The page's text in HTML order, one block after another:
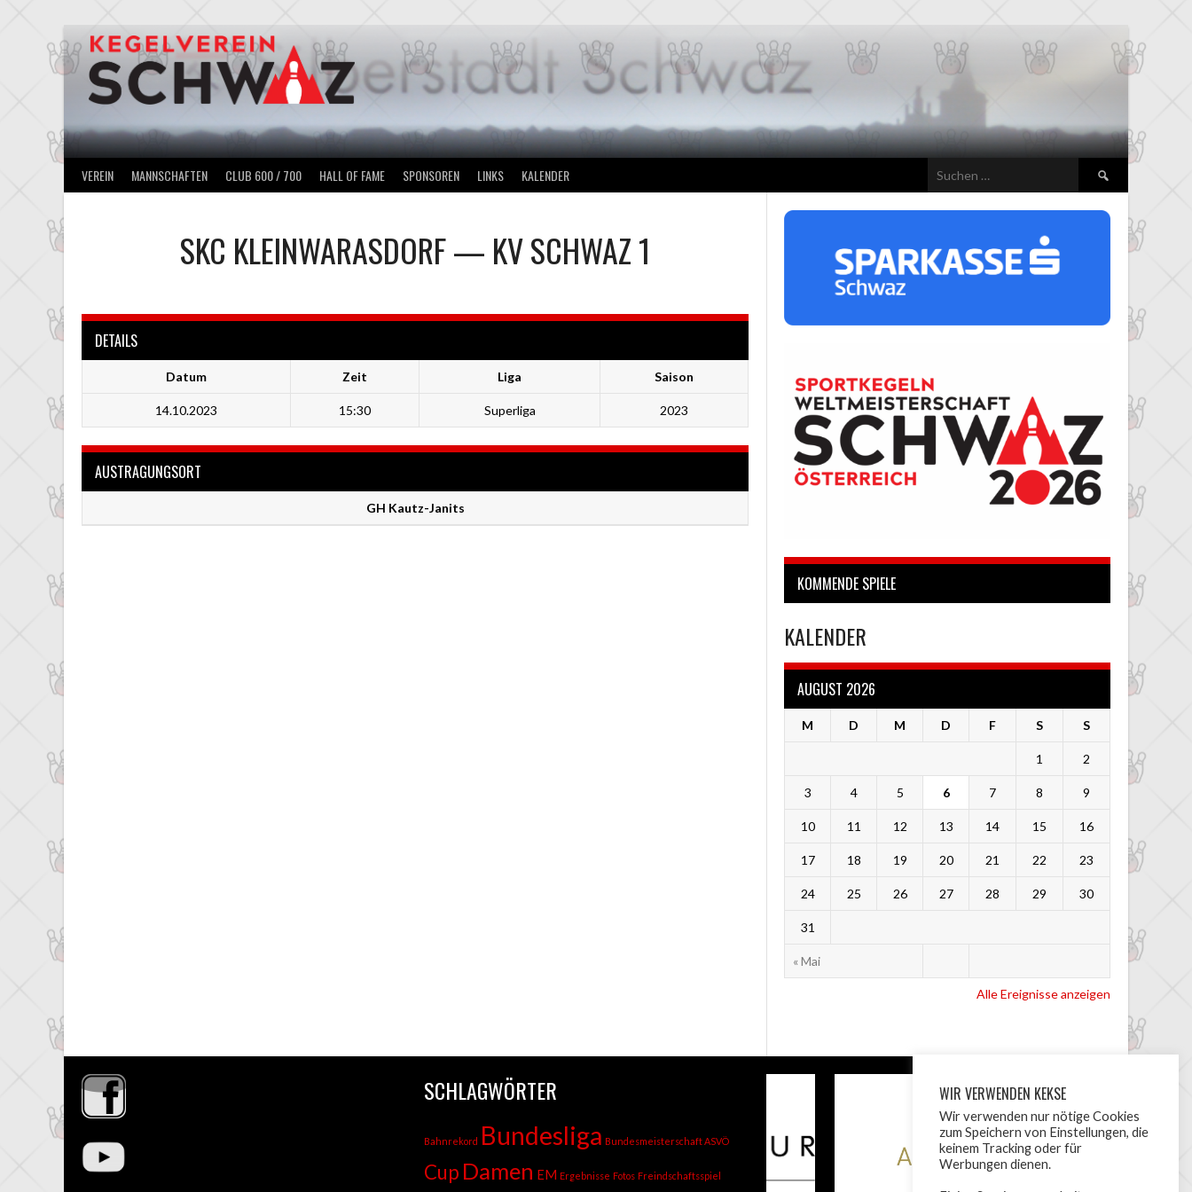
VEREIN MANNSCHAFTEN CLUB 600 / 700 HALL OF FAME SPONSOREN LINKS KALENDER
Suchen
nach:
SKC KLEINWARASDORF— KV SCHWAZ 1
DETAILS
Datum Zeit Liga Saison
14.10.2023 15:30 Superliga 2023
AUSTRAGUNGSORT
GH Kautz-Janits
KOMMENDE SPIELE
KALENDER
AUGUST 2026
M D M D F S S
« Mai
1 2
3 4 5 6 7 8 9
10 11 12 13 14 15 16
17 18 19 20 21 22 23
24 25 26 27 28 29 30
31
Alle Ereignisse anzeigen
SCHLAGWÖRTER
Bahnrekord Bundesliga Bundesmeisterschaft ASVÖ
Cup Damen EM Ergebnisse Fotos Freindschaftsspiel
WIR VERWENDEN KEKSE
Wir verwenden nur nötige Cookies
zum Speichern von Einstellungen, die
keinem Tracking oder für
Werbungen dienen.